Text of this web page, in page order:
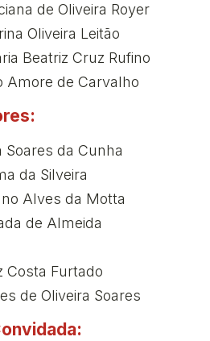
de Oliveira Royer
Oliveira Leitão
Beatriz Cruz Rufino
Amore de Carvalho
Soares da Cunha
da Silveira
Alves da Motta
de Almeida
Costa Furtado
de Oliveira Soares